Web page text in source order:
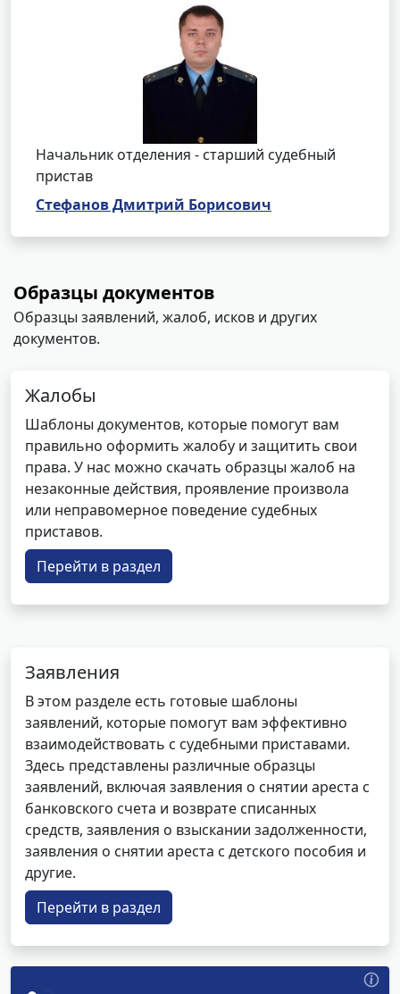
Начальник отделения - старший судебный
пристав
Стефанов Дмитрий Борисович
Образцы документов
Образцы заявлений, жалоб, исков и других
документов.
Жалобы
Шаблоны документов, которые помогут вам
правильно оформить жалобу и защитить свои
права. У нас можно скачать образцы жалоб на
незаконные действия, проявление произвола
или неправомерное поведение судебных
приставов.
Перейти в раздел
Заявления
В этом разделе есть готовые шаблоны
заявлений, которые помогут вам эффективно
взаимодействовать с судебными приставами.
Здесь представлены различные образцы
заявлений, включая заявления о снятии ареста с
банковского счета и возврате списанных
средств, заявления о взыскании задолженности,
заявления о снятии ареста с детского пособия и
другие.
Перейти в раздел